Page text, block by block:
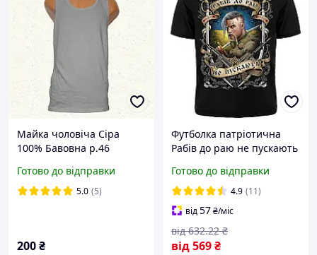
Майка чоловіча Сіра
100% Бавовна р.46
Готово до відправки
5.0 (5)
200₴
Футболка патріотична
Рабів до раю не пускають
Готово до відправки
4.9 (11)
від57₴/міс
від569₴
від 632.22 ₴